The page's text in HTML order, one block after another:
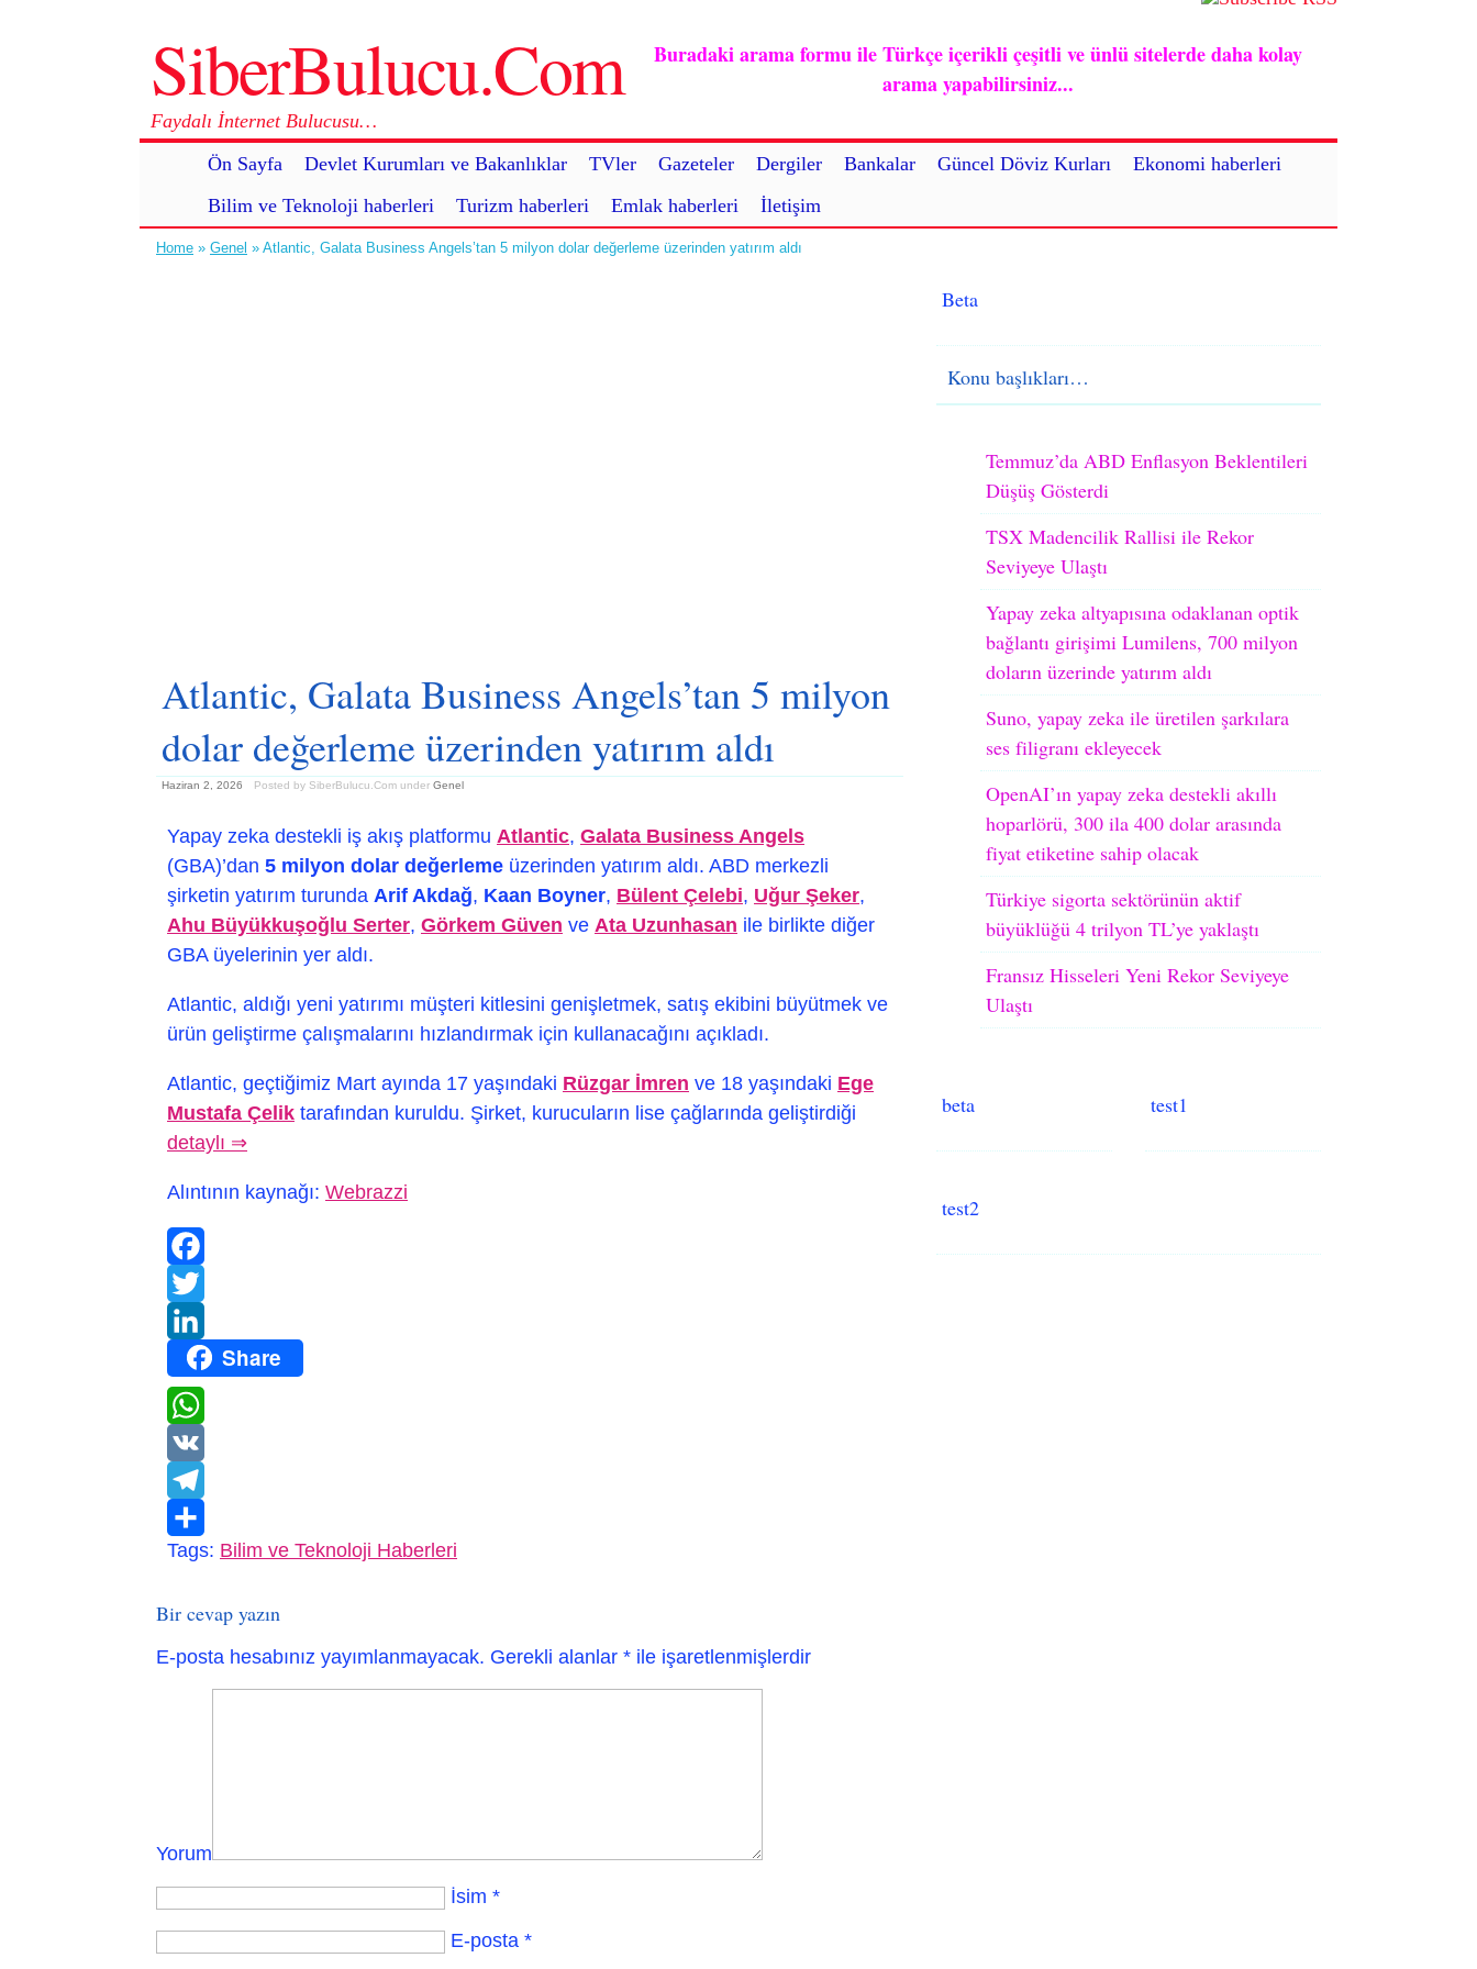
SiberBulucu.Com
Faydalı İnternet Bulucusu…
Ön Sayfa
Devlet Kurumları ve Bakanlıklar TVler Gazeteler Dergiler Bankalar Güncel Döviz Kurları
Ekonomi haberleri
Bilim ve Teknoloji haberleri
Turizm haberleri Emlak haberleri İletişim
Buradaki arama formu ile Türkçe içerikli çeşitli ve ünlü sitelerde daha kolay
arama yapabilirsiniz...
Home » Genel » Atlantic, Galata Business Angels’tan 5 milyon dolar değerleme üzerinden yatırım aldı
Atlantic, Galata Business Angels’tan 5 milyon
dolar değerleme üzerinden yatırım aldı
Haziran 2, 2026 Posted by SiberBulucu.Com under Genel
Yapay zeka destekli iş akış platformu Atlantic, Galata Business Angels
(GBA)’dan 5 milyon dolar değerleme üzerinden yatırım aldı. ABD merkezli
şirketin yatırım turunda Arif Akdağ, Kaan Boyner, Bülent Çelebi, Uğur Şeker,
Ahu Büyükkuşoğlu Serter, Görkem Güven ve Ata Uzunhasan ile birlikte diğer
GBA üyelerinin yer aldı.
Atlantic, aldığı yeni yatırımı müşteri kitlesini genişletmek, satış ekibini büyütmek ve
ürün geliştirme çalışmalarını hızlandırmak için kullanacağını açıkladı.
Atlantic, geçtiğimiz Mart ayında 17 yaşındaki Rüzgar İmren ve 18 yaşındaki Ege
Mustafa Çelik tarafından kuruldu. Şirket, kurucuların lise çağlarında geliştirdiği
detaylı ⇒
Alıntının kaynağı: Webrazzi
Facebook
Twitter
LinkedInShare
WhatsApp
VK
Telegram
Paylaş
Tags: Bilim ve Teknoloji Haberleri
Bir cevap yazın
E-posta hesabınız yayımlanmayacak. Gerekli alanlar * ile işaretlenmişlerdir
Yorum
İsim *
E-posta *
Beta
Konu başlıkları…
Temmuz’da ABD Enflasyon Beklentileri
Düşüş Gösterdi
TSX Madencilik Rallisi ile Rekor
Seviyeye Ulaştı
Yapay zeka altyapısına odaklanan optik
bağlantı girişimi Lumilens, 700 milyon
doların üzerinde yatırım aldı
Suno, yapay zeka ile üretilen şarkılara
ses filigranı ekleyecek
OpenAI’ın yapay zeka destekli akıllı
hoparlörü, 300 ila 400 dolar arasında
fiyat etiketine sahip olacak
Türkiye sigorta sektörünün aktif
büyüklüğü 4 trilyon TL’ye yaklaştı
Fransız Hisseleri Yeni Rekor Seviyeye
Ulaştı
beta test1
test2